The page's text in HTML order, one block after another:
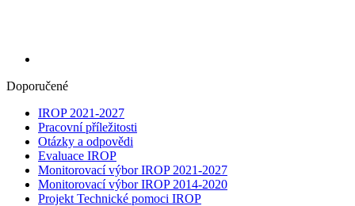
Doporučené
IROP 2021-2027
Pracovní příležitosti
Otázky a odpovědi
Evaluace IROP
Monitorovací výbor IROP 2021-2027
Monitorovací výbor IROP 2014-2020
Projekt Technické pomoci IROP